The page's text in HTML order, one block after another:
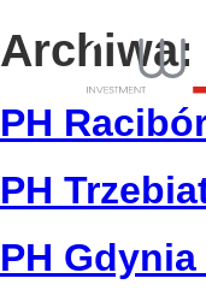
Archiwa:
PH
PH
PH